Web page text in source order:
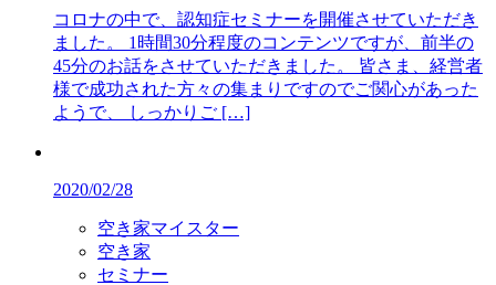
コロナの中で、認知症セミナーを開催させていただき
ました。 1時間30分程度のコンテンツですが、前半の
45分のお話をさせていただきました。 皆さま、経営者
様で成功された方々の集まりですのでご関心があった
ようで、 しっかりご […]
2020/02/28
空き家マイスター
空き家
セミナー